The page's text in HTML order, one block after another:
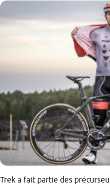
Trek a fait partie des